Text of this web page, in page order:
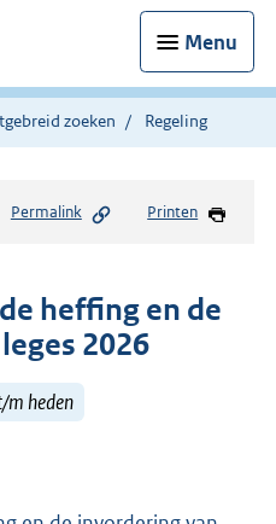
Menu
zoeken Regeling
Permalink Printen
heffing en de
2026
heden